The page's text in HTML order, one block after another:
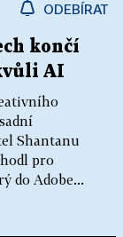
ODEBÍRAT
končí
AI
Shantanu
pro
do Adobe...